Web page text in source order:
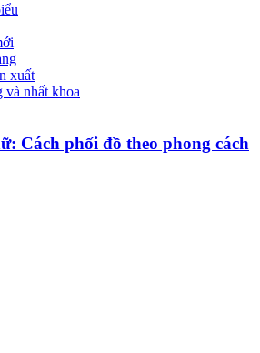
xuất
và nhất khoa
Cách phối đồ theo phong cách